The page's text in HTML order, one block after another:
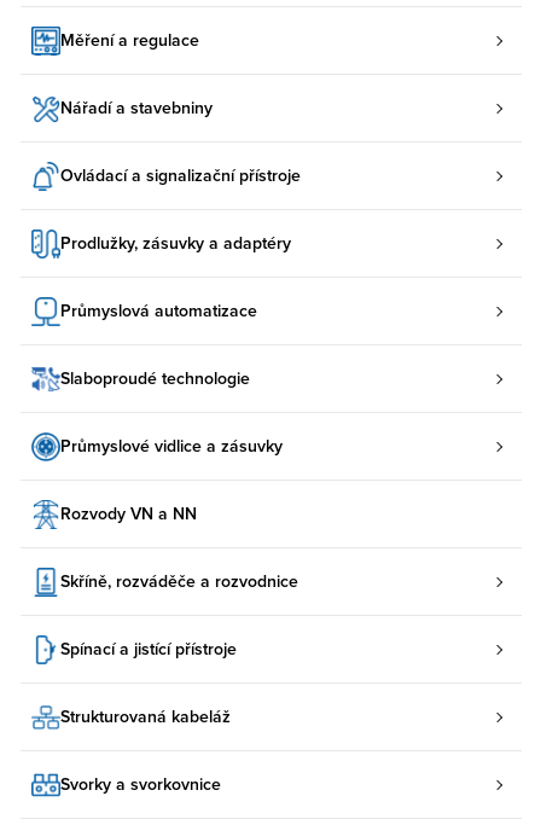
Měření a regulace
Nářadí a stavebniny
Ovládací a signalizační přístroje
Prodlužky, zásuvky a adaptéry
Průmyslová automatizace
Slaboproudé technologie
Průmyslové vidlice a zásuvky
Rozvody VN a NN
Skříně, rozváděče a rozvodnice
Spínací a jistící přístroje
Strukturovaná kabeláž
Svorky a svorkovnice